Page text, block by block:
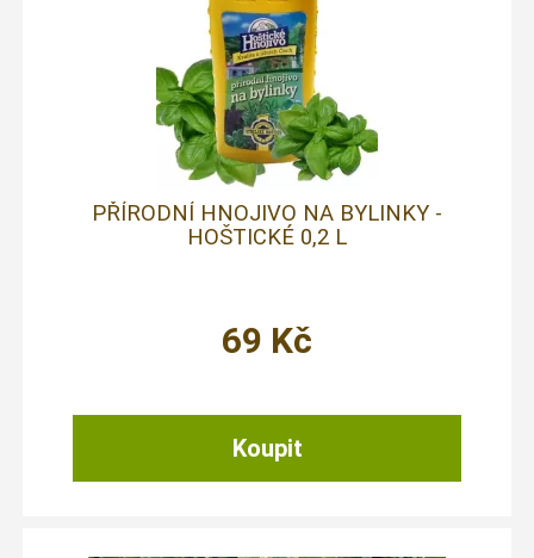
PŘÍRODNÍ HNOJIVO NA BYLINKY -
HOŠTICKÉ 0,2 L
69 Kč